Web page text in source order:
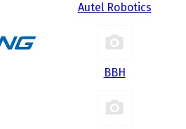
Autel Robotics
BBH